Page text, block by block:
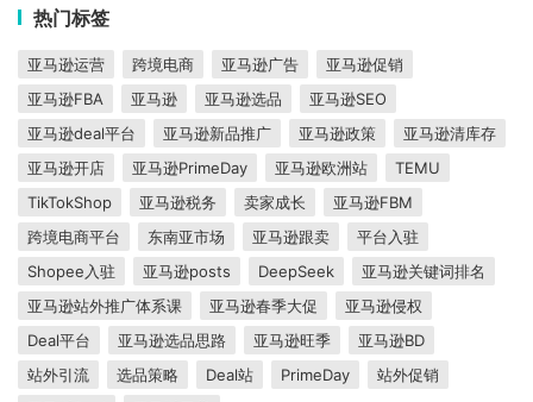
热门标签
亚马逊运营 跨境电商 亚马逊广告
亚马逊促销
亚马逊FBA
亚马逊 亚马逊选品
亚马逊SEO
亚马逊deal平台
亚马逊新品推广 亚马逊政策
亚马逊清库存
亚马逊开店
亚马逊PrimeDay 亚马逊欧洲站
TEMU
TikTokShop
亚马逊税务 卖家成长
亚马逊FBM
跨境电商平台
东南亚市场 亚马逊跟卖
平台入驻
Shopee入驻
亚马逊posts DeepSeek
亚马逊关键词排名
亚马逊站外推广体系课
亚马逊春季大促
亚马逊侵权
Deal平台
亚马逊选品思路 亚马逊旺季
亚马逊BD
站外引流
选品策略 Deal站 PrimeDay
站外促销